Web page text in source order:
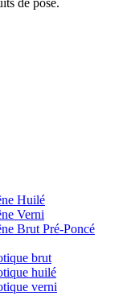
de pose.
Huilé
Verni
Brut Pré-Poncé
brut
huilé
verni